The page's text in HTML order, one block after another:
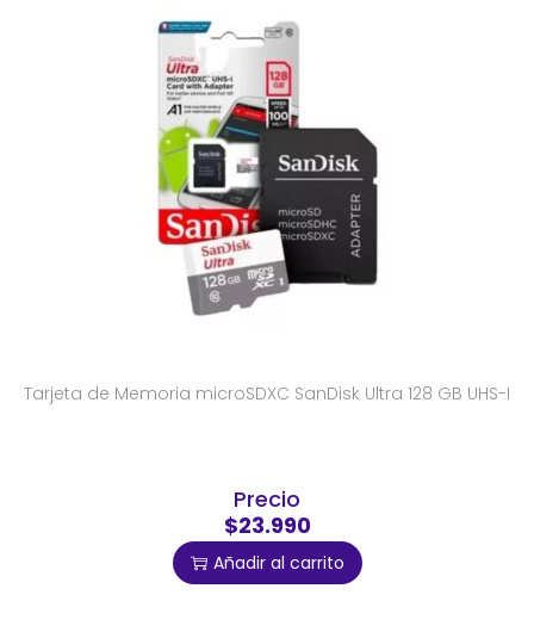
Tarjeta de Memoria microSDXC SanDisk Ultra 128 GB UHS-I
Precio
$23.990
Añadir al carrito